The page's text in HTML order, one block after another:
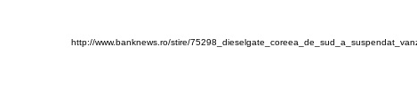
http://www.banknews.ro/stire/